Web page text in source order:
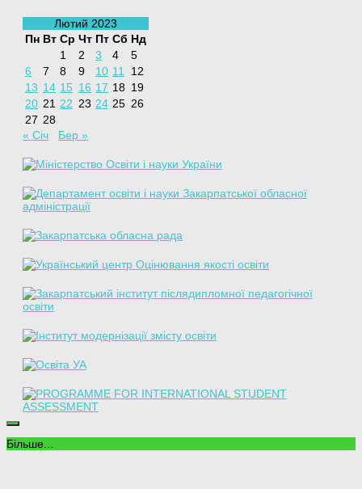
Лютий 2023
Пн Вт Ср Чт Пт Сб Нд
1
2 3 4
5
6
7 8 9 10 11
12
13 14 15 16 17 18 19
20 21 22 23 24 25 26
27 28
« Січ
Бер »
Більше...